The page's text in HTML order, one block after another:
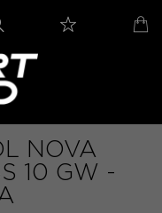
NOVA
10 GW -